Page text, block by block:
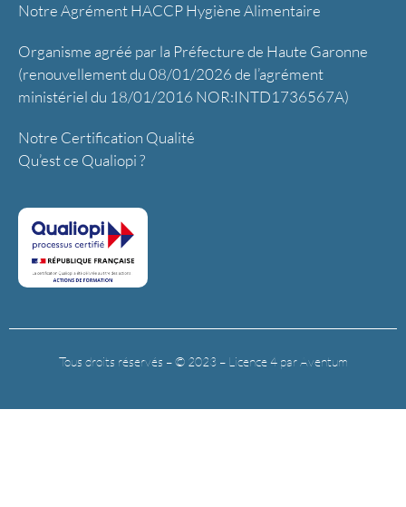
Notre Agrément HACCP Hygiène Alimentaire
Organisme agréé par la Préfecture de Haute Garonne
(renouvellement du 08/01/2026 de l’agrément
ministériel du 18/01/2016 NOR:INTD1736567A)
Notre Certification Qualité
Qu’est ce Qualiopi ?
Tous droits réservés – © 2023 – Licence 4 par Aventum